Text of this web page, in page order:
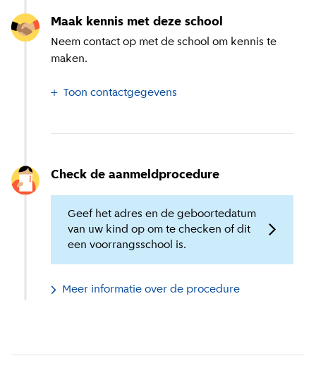
Maak kennis met deze school
Neem contact op met de school om kennis te
maken.
Toon contactgegevens
Check de aanmeldprocedure
Geef het adres en de geboortedatum
van uw kind op om te checken of dit
een voorrangsschool is.
Meer informatie over de procedure